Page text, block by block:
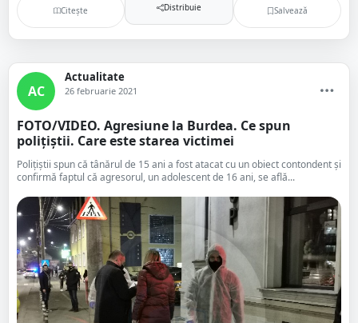
Citește Distribuie Salvează
AC
Actualitate
26 februarie 2021
FOTO/VIDEO. Agresiune la Burdea. Ce spun
polițiștii. Care este starea victimei
Polițiștii spun că tânărul de 15 ani a fost atacat cu un obiect contondent și
confirmă faptul că agresorul, un adolescent de 16 ani, se află...